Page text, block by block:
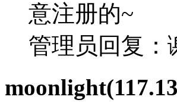
意注册的~
管理员回复：